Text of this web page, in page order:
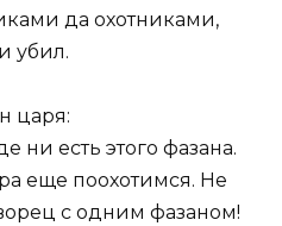
да охотниками,
убил.
царя:
ни есть этого фазана.
еще поохотимся. Не
с одним фазаном!